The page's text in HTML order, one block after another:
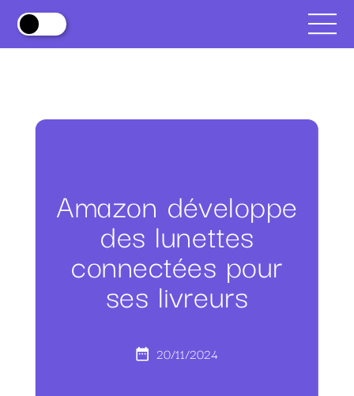
Amazon développe
des lunettes
connectées pour
ses livreurs
20/11/2024